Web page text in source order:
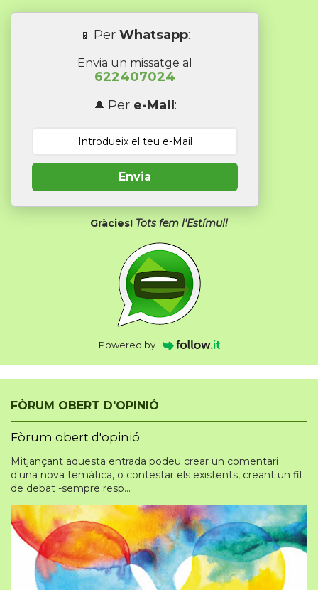
📱 Per Whatsapp:
Envia un missatge al
622407024
🔔 Per e-Mail :
Envia
Gràcies! Tots fem l'Estímul!
Powered by
FÒRUM OBERT D'OPINIÓ
Fòrum obert d'opinió
Mitjançant aquesta entrada podeu crear un comentari
d'una nova temàtica, o contestar els existents, creant un fil
de debat -sempre resp...